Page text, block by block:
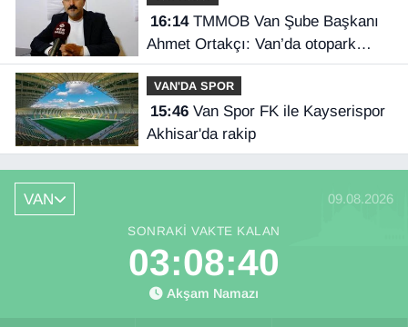
16:14TMMOB Van Şube Başkanı
Ahmet Ortakçı: Van’da otopark
yetersizliği ciddi sorun!
VAN'DA SPOR
15:46Van Spor FK ile Kayserispor
Akhisar'da rakip
VAN 09.08.2026
SONRAKI VAKTE KALAN
03:08:40
Akşam Namazı